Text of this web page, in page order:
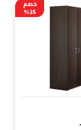
خصم
35%